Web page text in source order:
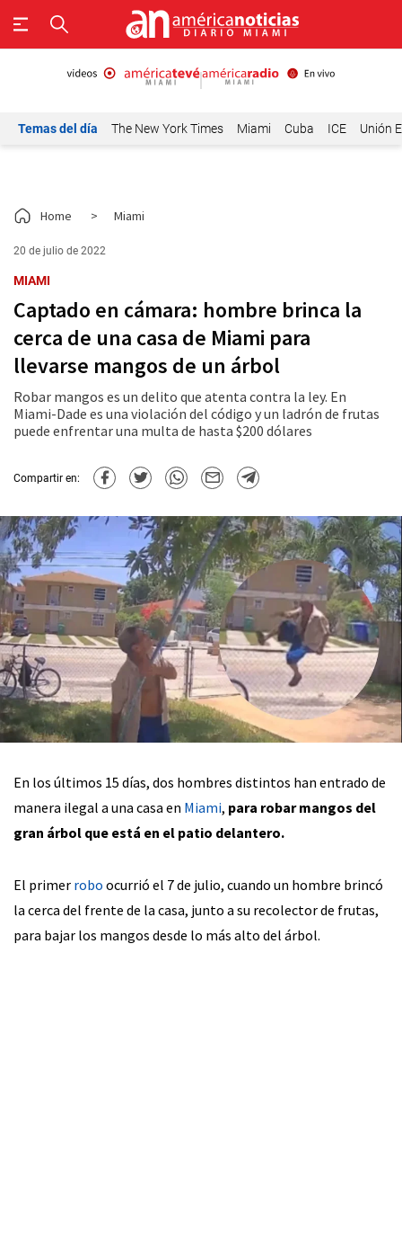
Temas del día The New York Times Miami Cuba ICE Unión
Home > Miami
20 de julio de 2022
MIAMI
Captado en cámara: hombre brinca la
cerca de una casa de Miami para
llevarse mangos de un árbol
Robar mangos es un delito que atenta contra la ley. En
Miami-Dade es una violación del código y un ladrón de frutas
puede enfrentar una multa de hasta $200 dólares
Compartir en:
En los últimos 15 días, dos hombres distintos han entrado de
manera ilegal a una casa en Miami, para robar mangos del
gran árbol que está en el patio delantero.
El primer robo ocurrió el 7 de julio, cuando un hombre brincó
la cerca del frente de la casa, junto a su recolector de frutas,
para bajar los mangos desde lo más alto del árbol.